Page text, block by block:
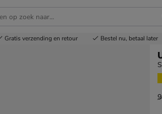
Gratis verzending en retour Bestel nu, betaal later